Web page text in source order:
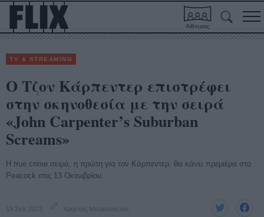
Αίθουσες
TV & STREAMING
Ο Τζον Κάρπεντερ επιστρέφει
στην σκηνοθεσία με την σειρά
«John Carpenter’s Suburban
Screams»
Η true crime σειρά, η πρώτη για τον Κάρπεντερ, θα κάνει πρεμιέρα στο
Peacock στις 13 Οκτωβρίου.
19 Σεπ 2023 Χρήστος Μπακατσέλος